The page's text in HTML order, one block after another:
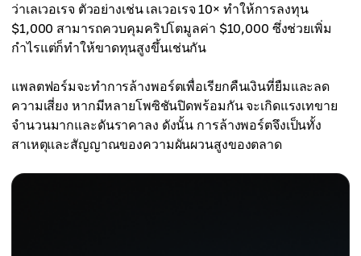
ว่าเลเวอเรจ ตัวอย่างเช่น เลเวอเรจ 10× ทำให้การลงทุน
$1,000 สามารถควบคุมคริปโตมูลค่า $10,000 ซึ่งช่วยเพิ่ม
กำไรแต่ก็ทำให้ขาดทุนสูงขึ้นเช่นกัน
แพลตฟอร์มจะทำการล้างพอร์ตเพื่อเรียกคืนเงินที่ยืมและลด
ความเสี่ยง หากมีหลายโพซิชันปิดพร้อมกัน จะเกิดแรงเทขาย
จำนวนมากและดันราคาลง ดังนั้น การล้างพอร์ตจึงเป็นทั้ง
สาเหตุและสัญญาณของความผันผวนสูงของตลาด